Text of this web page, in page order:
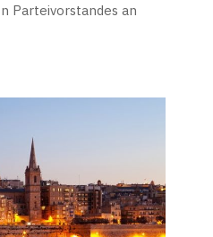
Parteivorstandes an